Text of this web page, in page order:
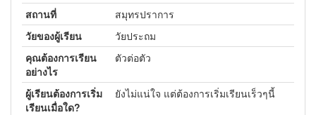
สถานที่
สมุทรปราการ
วัยของผู้เรียน
วัยประถม
คุณต้องการเรียน
อย่างไร
ตัวต่อตัว
ผู้เรียนต้องการเริ่ม
เรียนเมื่อใด?
ยังไม่แน่ใจ แต่ต้องการเริ่มเรียนเร็วๆนี้